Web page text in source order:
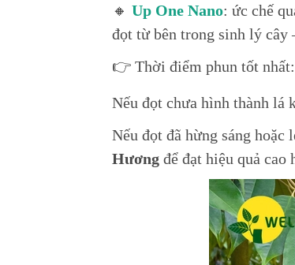
🔸 Up One Nano: ức chế
đọt từ bên trong sinh lý cây
👉 Thời điểm phun tốt nhất:
Nếu đọt chưa hình thành
Nếu đọt đã hừng sáng
Hương để đạt hiệu quả cao